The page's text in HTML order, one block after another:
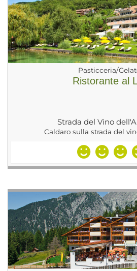
Pasticceria/
Ristorante al
Strada del Vino
Caldaro sulla strada del